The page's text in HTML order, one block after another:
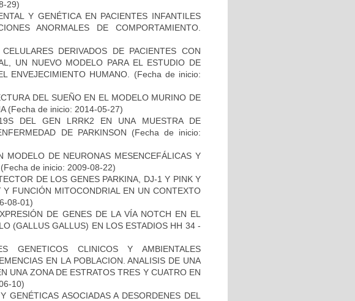
29)
Y GENÉTICA EN PACIENTES INFANTILES
ANORMALES DE COMPORTAMIENTO.
DERIVADOS DE PACIENTES CON
UN NUEVO MODELO PARA EL ESTUDIO DE
ENVEJECIMIENTO HUMANO.
(Fecha de inicio:
DEL SUEÑO EN EL MODELO MURINO DE
(Fecha de inicio: 2014-05-27)
DEL GEN LRRK2 EN UNA MUESTRA DE
DE PARKINSON (Fecha de inicio:
DE NEURONAS MESENCEFÁLICAS Y
(Fecha de inicio: 2009-08-22)
DE LOS GENES PARKINA, DJ-1 Y PINK Y
FUNCIÓN MITOCONDRIAL EN UN CONTEXTO
08-01)
DE GENES DE LA VÍA NOTCH EN EL
(GALLUS GALLUS) EN LOS ESTADIOS HH 34 -
GENETICOS CLINICOS Y AMBIENTALES
EN LA POBLACION. ANALISIS DE UNA
UNA ZONA DE ESTRATOS TRES Y CUATRO EN
10)
GENÉTICAS ASOCIADAS A DESORDENES DEL